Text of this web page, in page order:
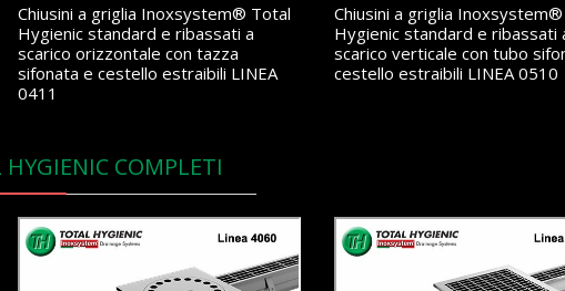
Chiusini a griglia Inoxsystem® Total
Hygienic standard e ribassati a
scarico orizzontale con tazza
sifonata e cestello estraibili LINEA
0411
Chiusini a griglia
Hygienic standard e ribassati
scarico verticale con tubo
cestello estraibili LINEA 0510
COMPLETI